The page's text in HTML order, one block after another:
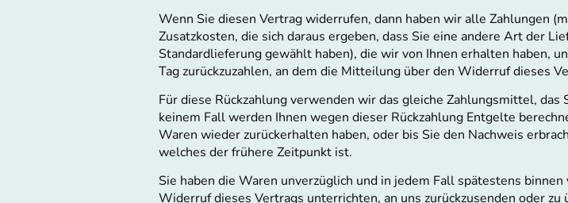
Wenn Sie diesen Vertrag widerrufen, dann haben wir alle Zahlungen
Zusatzkosten, die sich daraus ergeben, dass Sie eine andere Art der
Standardlieferung gewählt haben), die wir von Ihnen erhalten haben,
Tag zurückzuzahlen, an dem die Mitteilung über den Widerruf dieses
Für diese Rückzahlung verwenden wir das gleiche Zahlungsmittel,
keinem Fall werden Ihnen wegen dieser Rückzahlung Entgelte
Waren wieder zurückerhalten haben, oder bis Sie den Nachweis
welches der frühere Zeitpunkt ist.
Sie haben die Waren unverzüglich und in jedem Fall spätestens
Widerruf dieses Vertrags unterrichten, an uns zurückzusenden oder